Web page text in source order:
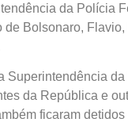
da Polícia
de Bolsonaro,
Superintendência
da República e
ficaram